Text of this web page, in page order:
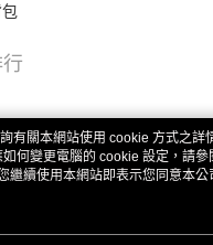
有關本網站使用 cookie 方式之詳
何變更電腦的 cookie 設定，請參
繼續使用本網站即表示您同意本公
。